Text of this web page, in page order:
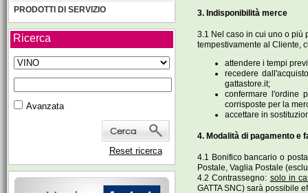
PRODOTTI DI SERVIZIO
Ricerca
Avanzata
Reset ricerca
3. Indisponibilità merce
3.1 Nel caso in cui uno o più
tempestivamente al Cliente,
attendere i tempi
recedere
gattastore.it;
confermare l'ordine
corrisposte per la
accettare in
4. Modalità di pagamento e
4.1 Bonifico bancario o
Postale, Vaglia Postale
4.2 Contrassegno: solo in
GATTA SNC) sarà possibile